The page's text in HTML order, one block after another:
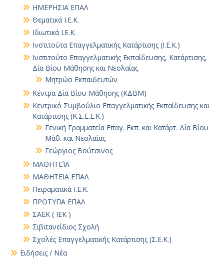
ΗΜΕΡΗΣΙΑ ΕΠΑΛ
Θεματικά Ι.Ε.Κ.
Ιδιωτικά Ι.Ε.Κ.
Ινστιτούτα Επαγγελματικής Κατάρτισης (Ι.Ε.Κ.)
Ινστιτούτο Επαγγελματικής Εκπαίδευσης, Κατάρτισης,
Δία Βίου Μάθησης και Νεολαίας
Μητρώο Εκπαιδευτών
Κέντρα Δία Βίου Μάθησης (ΚΔΒΜ)
Κεντρικό Συμβούλιο Επαγγελματικής Εκπαίδευσης και
Κατάρτισης (Κ.Σ.Ε.Ε.Κ.)
Γενική Γραμματεία Επαγ. Εκπ. και Κατάρτ. Δία Βίου
Μάθ. και Νεολαίας
Γεώργιος Βούτσινος
ΜΑΘΗΤΕΊΑ
ΜΑΘΗΤΕΙΑ ΕΠΑΛ
Πειραματικά Ι.Ε.Κ.
ΠΡΟΤΥΠΑ ΕΠΑΛ
ΣΑΕΚ ( ΙΕΚ )
Σιβιτανείδιος Σχολή
Σχολές Επαγγελματικής Κατάρτισης (Σ.Ε.Κ.)
Ειδήσεις / Νέα